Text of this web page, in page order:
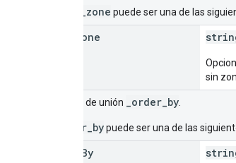
_time_zone puede ser una de las
Zone
sin
Campo de unión _order_by
_order_bypuede ser una de las
By